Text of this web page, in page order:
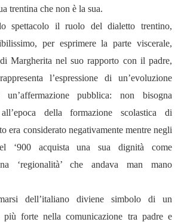
trentina che non è la sua.
spettacolo il ruolo del dialetto trentino,
per esprimere la parte viscerale,
Margherita nel suo rapporto con il padre,
l’espressione di un’evoluzione
pubblica: non bisogna
della formazione scolastica di
era considerato negativamente mentre negli
‘900 acquista una sua dignità come
‘regionalità’ che andava man mano
dell’italiano diviene simbolo di un
più forte nella comunicazione tra padre e